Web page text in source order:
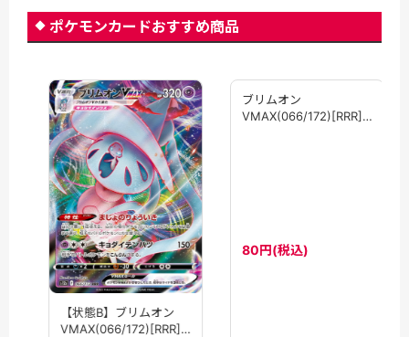
ポケモンカードおすすめ商品
【状態B】ブリムオン
VMAX(066/172)[RRR]
ブリムオン
VMAX(066/172)[RRR]
80円(税込)